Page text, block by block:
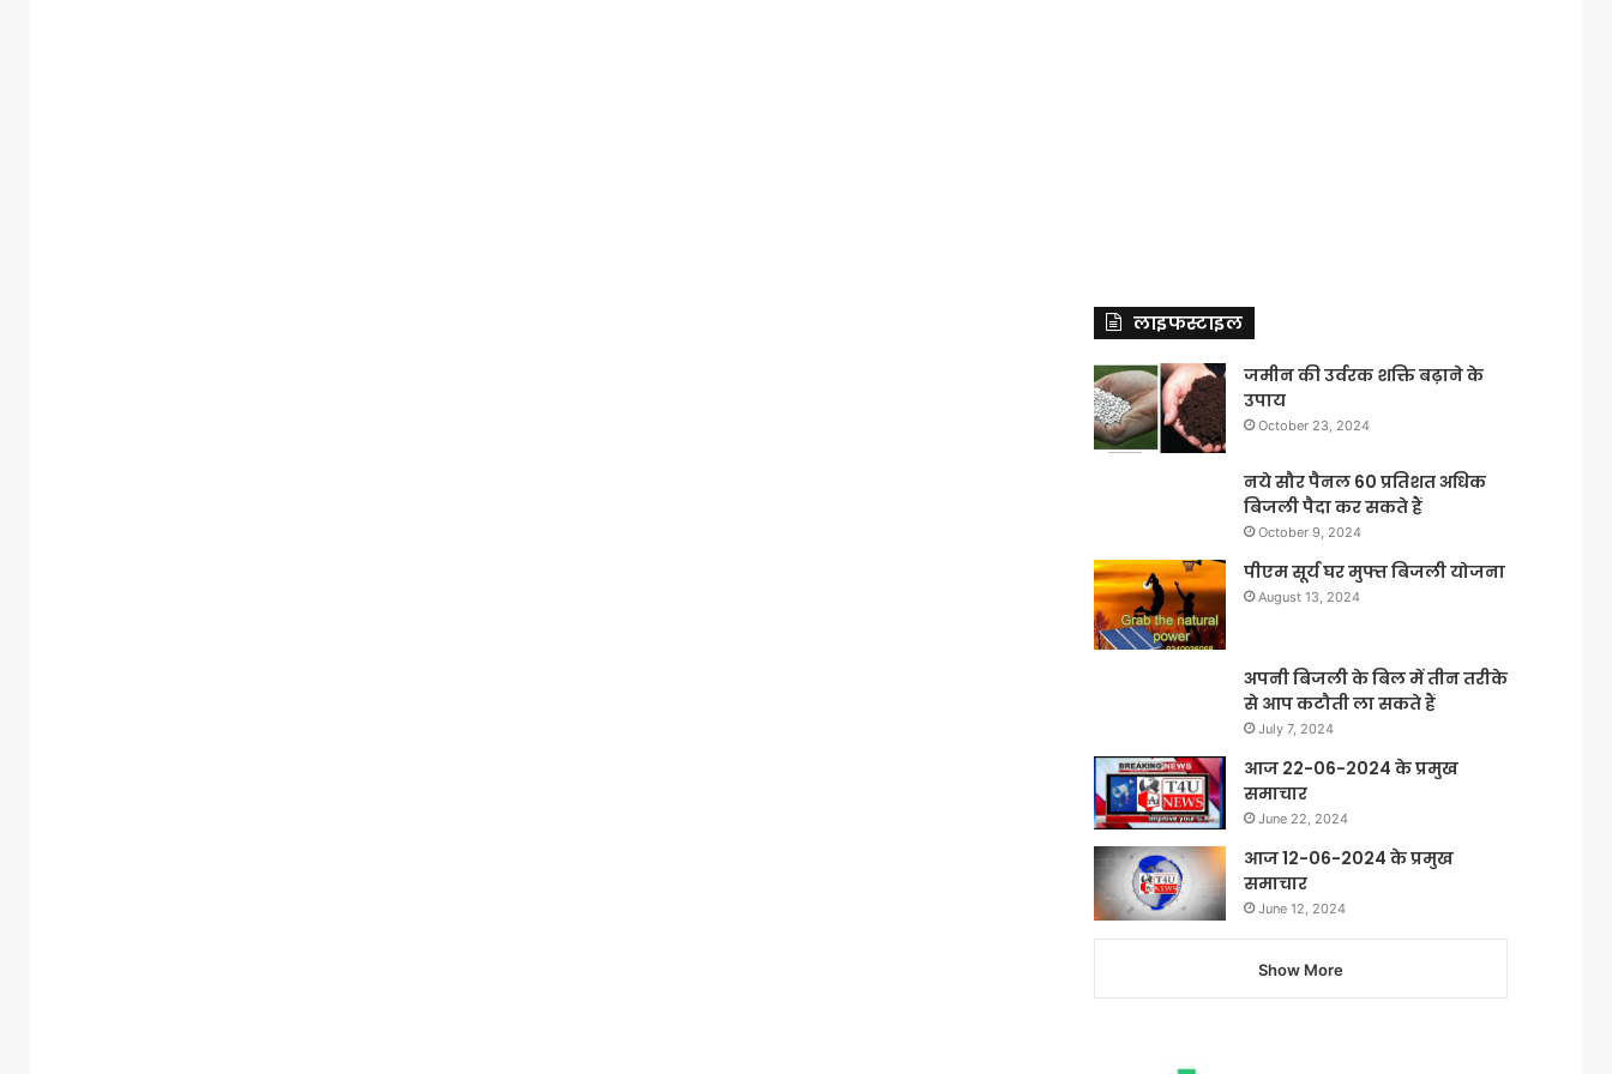
लाइफस्टाइल
जमीन की उर्वरक शक्ति बढ़ाने के
उपाय
October 23, 2024
नये सौर पैनल 60 प्रतिशत अधिक
बिजली पैदा कर सकते हैं
October 9, 2024
पीएम सूर्य घर मुफ्त बिजली योजना
August 13, 2024
अपनी बिजली के बिल में तीन तरीके
से आप कटौती ला सकते हैं
July 7, 2024
आज 22-06-2024 के प्रमुख
समाचार
June 22, 2024
आज 12-06-2024 के प्रमुख
समाचार
June 12, 2024
Show More